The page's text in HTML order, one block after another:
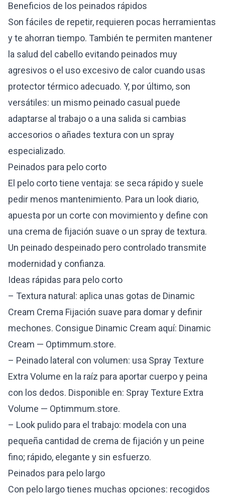
Beneficios de los peinados rápidos
Son fáciles de repetir, requieren pocas herramientas
y te ahorran tiempo. También te permiten mantener
la salud del cabello evitando peinados muy
agresivos o el uso excesivo de calor cuando usas
protector térmico adecuado. Y, por último, son
versátiles: un mismo peinado casual puede
adaptarse al trabajo o a una salida si cambias
accesorios o añades textura con un spray
especializado.
Peinados para pelo corto
El pelo corto tiene ventaja: se seca rápido y suele
pedir menos mantenimiento. Para un look diario,
apuesta por un corte con movimiento y define con
una crema de fijación suave o un spray de textura.
Un peinado despeinado pero controlado transmite
modernidad y confianza.
Ideas rápidas para pelo corto
– Textura natural: aplica unas gotas de Dinamic
Cream Crema Fijación suave para domar y definir
mechones. Consigue Dinamic Cream aquí: Dinamic
Cream — Optimmum.store.
– Peinado lateral con volumen: usa Spray Texture
Extra Volume en la raíz para aportar cuerpo y peina
con los dedos. Disponible en: Spray Texture Extra
Volume — Optimmum.store.
– Look pulido para el trabajo: modela con una
pequeña cantidad de crema de fijación y un peine
fino; rápido, elegante y sin esfuerzo.
Peinados para pelo largo
Con pelo largo tienes muchas opciones: recogidos